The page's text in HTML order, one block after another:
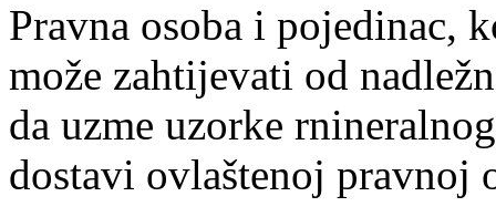
Pravna osoba i pojedinac,
može zahtijevati od
da uzme uzorke
dostavi ovlaštenoj pravnoj